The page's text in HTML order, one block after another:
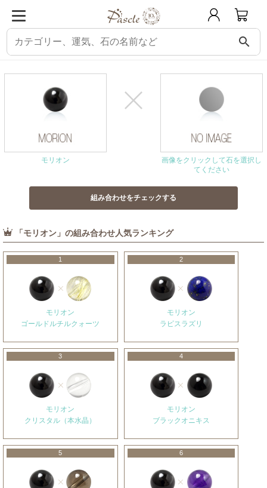
search
パスクル 組み合わせ・相性チェック モリオンと相性の良い石
モリオン
画像をクリックして石を選択し
てください
「モリオン」の組み合わせ人気ランキング
1
モリオン
ゴールドルチルクォーツ
2
モリオン
ラピスラズリ
3
モリオン
クリスタル（本水晶）
4
モリオン
ブラックオニキス
5 6